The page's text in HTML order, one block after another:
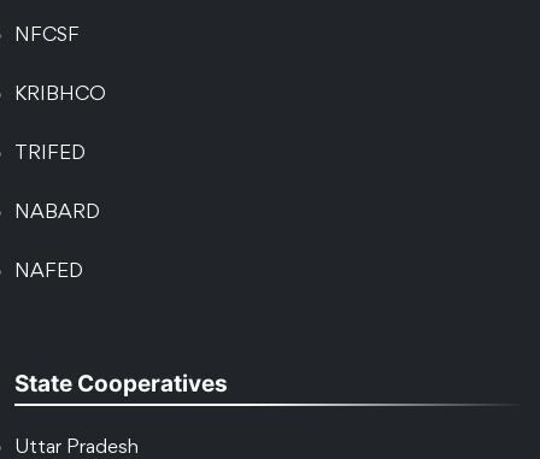
NFCSF
KRIBHCO
TRIFED
NABARD
NAFED
State Cooperatives
Uttar Pradesh